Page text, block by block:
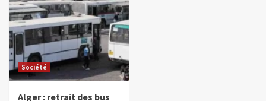
Société
Alger : retrait des bus